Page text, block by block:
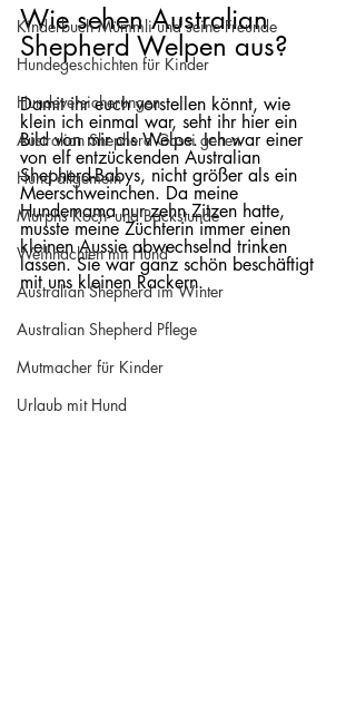
Kinderbuch Mümmli und seine Freunde
Hundegeschichten für Kinder
Hundeversicherungen
Australian Shepherd Gassi gehen
Hund allgemein
Murphs Koch- und Backstunde
Weihnachten mit Hund
Australian Shepherd im Winter
Australian Shepherd Pflege
Mutmacher für Kinder
Urlaub mit Hund
Wie sehen Australian
Shepherd Welpen aus?
Damit ihr euch vorstellen könnt, wie
klein ich einmal war, seht ihr hier ein
Bild von mir als Welpe. Ich war einer
von elf entzückenden Australian
Shepherd-Babys, nicht größer als ein
Meerschweinchen. Da meine
Hundemama nur zehn Zitzen hatte,
musste meine Züchterin immer einen
kleinen Aussie abwechselnd trinken
lassen. Sie war ganz schön beschäftigt
mit uns kleinen Rackern.